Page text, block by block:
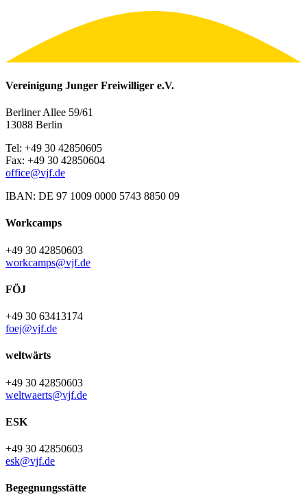
Vereinigung Junger Freiwilliger e.V.
Berliner Allee 59/61
13088 Berlin
Tel: +49 30 42850605
Fax: +49 30 42850604
office@vjf.de
IBAN: DE 97 1009 0000 5743 8850 09
Workcamps
+49 30 42850603
workcamps@vjf.de
FÖJ
+49 30 63413174
foej@vjf.de
weltwärts
+49 30 42850603
weltwaerts@vjf.de
ESK
+49 30 42850603
esk@vjf.de
Begegnungsstätte